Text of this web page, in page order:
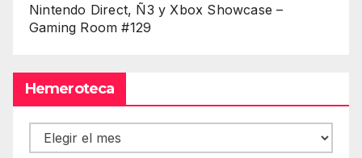
Nintendo Direct, Ñ3 y Xbox Showcase –
Gaming Room #129
Hemeroteca
Hemeroteca